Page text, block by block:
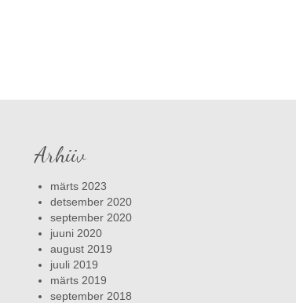
Arhiiv
märts 2023
detsember 2020
september 2020
juuni 2020
august 2019
juuli 2019
märts 2019
september 2018